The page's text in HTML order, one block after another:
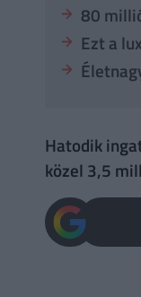
80
Ezt a
Hatodik
közel 3,5